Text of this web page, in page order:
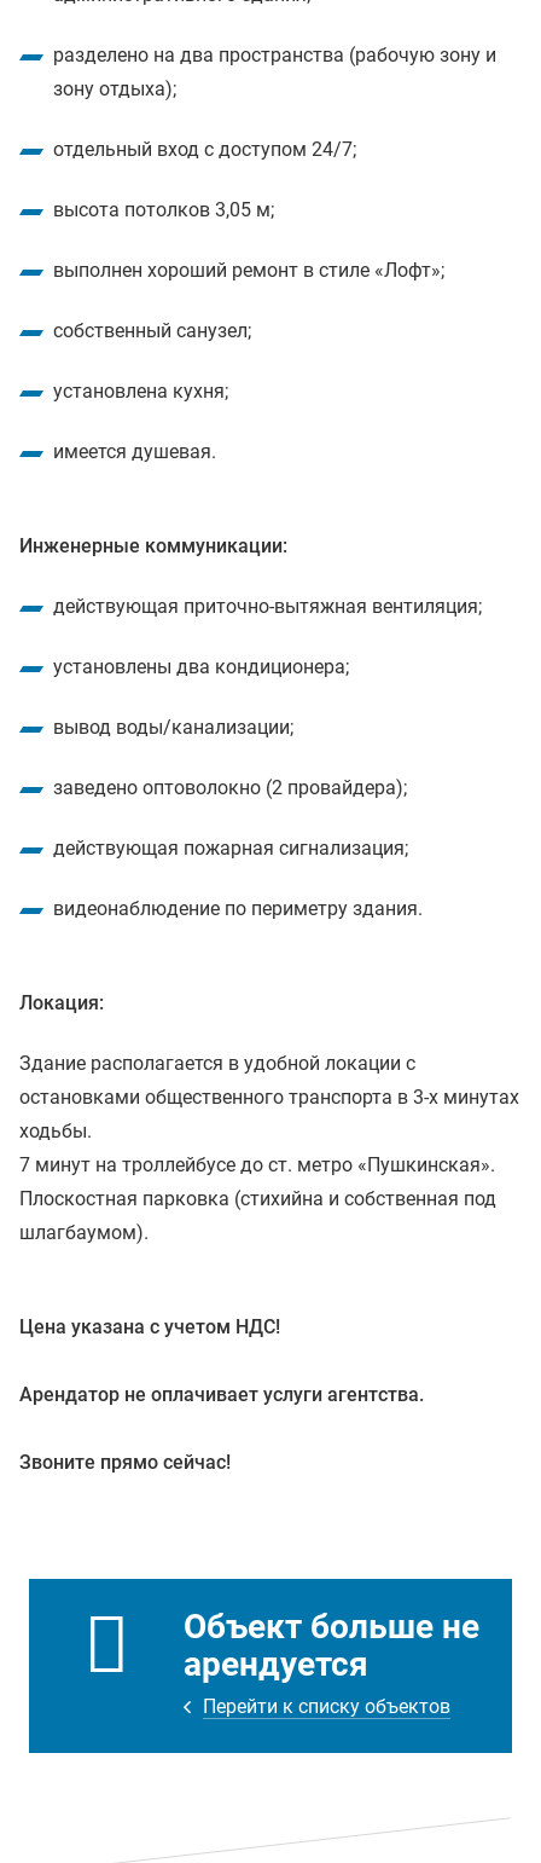
разделено на два пространства (рабочую зону и
зону отдыха);
отдельный вход с доступом 24/7;
высота потолков 3,05 м;
выполнен хороший ремонт в стиле «Лофт»;
собственный санузел;
установлена кухня;
имеется душевая.
Инженерные коммуникации:
действующая приточно-вытяжная вентиляция;
установлены два кондиционера;
вывод воды/канализации;
заведено оптоволокно (2 провайдера);
действующая пожарная сигнализация;
видеонаблюдение по периметру здания.
Локация:
Здание располагается в удобной локации с
остановками общественного транспорта в 3-х минутах
ходьбы.
7 минут на троллейбусе до ст. метро «Пушкинская».
Плоскостная парковка (стихийна и собственная под
шлагбаумом).
Цена указана с учетом НДС!
Арендатор не оплачивает услуги агентства.
Звоните прямо сейчас!
Объект больше не
арендуется
Перейти к списку объектов